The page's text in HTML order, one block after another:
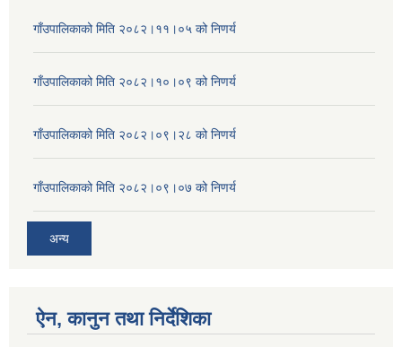
गाँउपालिकाको मिति २०८२।११।०५ को निणर्य
गाँउपालिकाको मिति २०८२।१०।०९ को निणर्य
गाँउपालिकाको मिति २०८२।०९।२८ को निणर्य
गाँउपालिकाको मिति २०८२।०९।०७ को निणर्य
अन्य
ऐन, कानुन तथा निर्देशिका